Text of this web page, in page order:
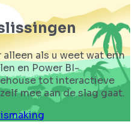
alleen als u weet wat erin
en Power BI-
tot interactieve
mee aan de slag gaat.